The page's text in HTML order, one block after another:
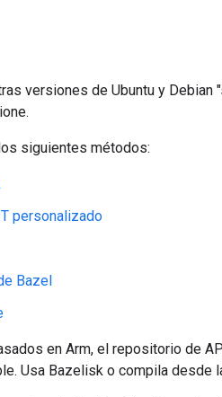
versiones de Ubuntu y
siguientes métodos:
personalizado
Bazel
en Arm, el repositorio de
Usa Bazelisk o compila desde